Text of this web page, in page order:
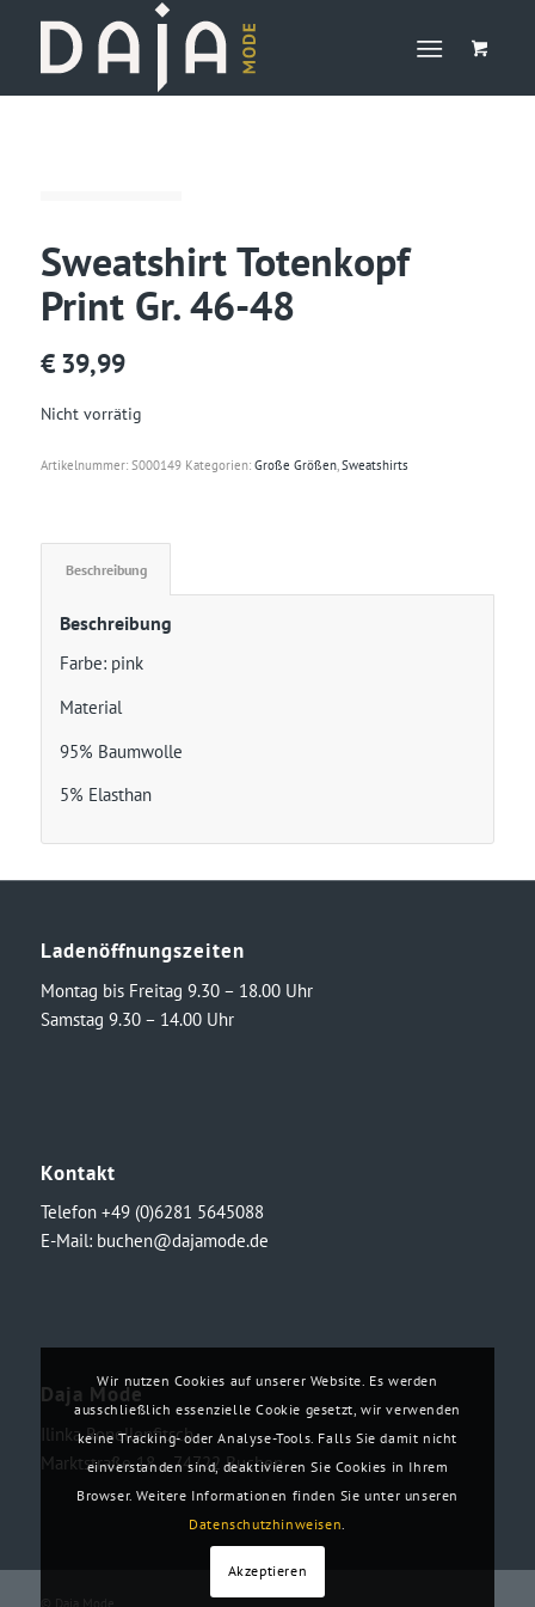
Sweatshirt Totenkopf
Print Gr. 46-48
€ 39,99
Nicht vorrätig
Artikelnummer: S000149 Kategorien: Große Größen,Sweatshirts
Beschreibung
Beschreibung
Farbe: pink
Material
95% Baumwolle
5% Elasthan
Ladenöffnungszeiten
Montag bis Freitag 9.30 – 18.00 Uhr
Samstag 9.30 – 14.00 Uhr
Kontakt
Telefon +49 (0)6281 5645088
E-Mail: buchen@dajamode.de
Daja Mode
Ilinka Ronellenfitsch
Marktstraße 18・74722 Buchen
© Daja Mode
Wir nutzen Cookies auf unserer Website. Es werden
ausschließlich essenzielle Cookie gesetzt, wir verwenden
keine Tracking- oder Analyse-Tools. Falls Sie damit nicht
einverstanden sind, deaktivieren Sie Cookies in Ihrem
Browser. Weitere Informationen finden Sie unter unseren
Datenschutzhinweisen.
Akzeptieren